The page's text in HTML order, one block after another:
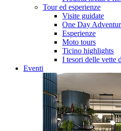
Tour ed esperienze
Visite guidate
One Day
Esperienze
Moto tours
Ticino highlights
I tesori delle vette
Eventi